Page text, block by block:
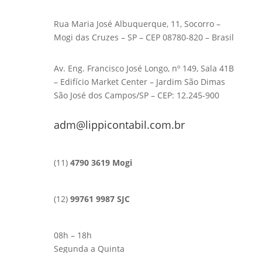
Rua Maria José Albuquerque, 11, Socorro –
Mogi das Cruzes – SP – CEP 08780-820 – Brasil
Av. Eng. Francisco José Longo, nº 149, Sala 41B
– Edifício Market Center – Jardim São Dimas
São José dos Campos/SP – CEP: 12.245-900
adm@lippicontabil.com.br
(11) 4790 3619 Mogi
(12) 99761 9987 SJC
08h – 18h
Segunda a Quinta